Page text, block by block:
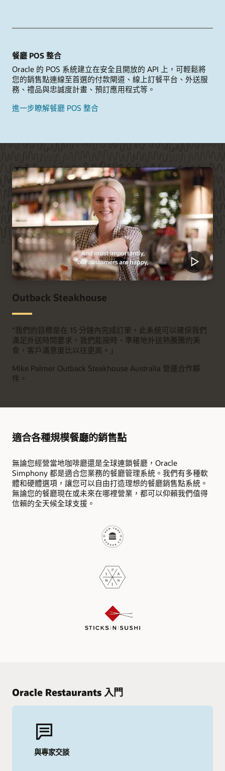
餐廳 POS 整合
Oracle 的 POS 系統建立在安全且開放的 API 上，可輕鬆將
您的銷售點連線至首選的付款閘道、線上訂餐平台、外送服
務、禮品與忠誠度計畫、預訂應用程式等。
進一步瞭解餐廳 POS 整合
Outback Steakhouse
“我們的目標是在 15 分鐘內完成訂單，此系統可以確保我們
滿足外送時間要求。我們能按時、準確地外送熱騰騰的美
食，客戶滿意度比以往更高。」
Mike Palmer Outback Steakhouse Australia 營運合作夥
伴。
適合各種規模餐廳的銷售點
無論您經營當地咖啡廳還是全球連鎖餐廳，Oracle
Simphony 都是適合您業務的餐廳管理系統。我們有多種軟
體和硬體選項，讓您可以自由打造理想的餐廳銷售點系統。
無論您的餐廳現在或未來在哪裡營業，都可以仰賴我們值得
信賴的全天候全球支援。
Oracle Restaurants 入門
與專家交談